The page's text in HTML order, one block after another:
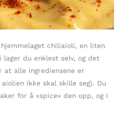
chiliaioli, en liten
lager du enklest selv, og det
at alle ingrediensene er
ikke skal skille seg). Du
for å «spice» den opp, og i